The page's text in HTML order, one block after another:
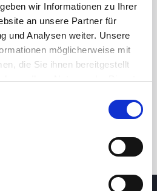
wir Informationen zu Ihrer
an unsere Partner für
und Analysen weiter. Unsere
möglicherweise mit
die Sie ihnen bereitgestellt
Ihrer Nutzung der Dienste
24. Juni 2026 7. August 2026
1M 3M 1J 5J